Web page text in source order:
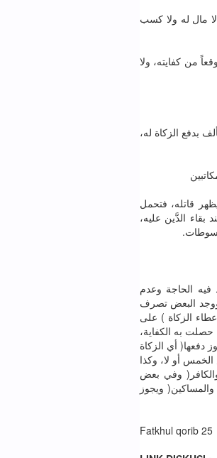
ﻻ ﻣﺎﻝ ﻟﻪ ﻭﻻ ﻛﺴﺐ
ﻣﻦ ﻛﻔﺎﻳﺘﻪ، ﻭﻻ
ﺑﺪﻓﻊ ﺍﻟﺰﻛﺎﺓ ﻟﻪ،
ﻗﺎﺗﻠﻪ، ﻓﺘﺤﻤﻞ
ﺍﻟﺪَّﻳﻦ ﻋﻠﻴﻪ،
ﻓﻴﻪ ﺍﻟﺤﺎﺟﺔ ﻭﻋﺪﻡ
ﺍﻟﺒﻌﺾ ﺗﺼﺮﻑ
ﺍﻟﺰﻛﺎﺓ ) ﻋﻠﻰ
ﺑﻪ ﺍﻟﻜﻔﺎﻳﺔ،
ﺃﻱ ﺍﻟﺰﻛﺎﺓ
ﺃﻭ ﻻ، ﻭﻛﺬﺍ
ﻭﻓﻲ ﺑﻌﺾ
ﻭﻳﺠﻮﺯ
Fatkhul qorib 25